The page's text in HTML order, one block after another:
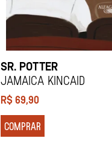
SR. POTTER
Jamaica Kincaid
R$69,90
COMPRAR